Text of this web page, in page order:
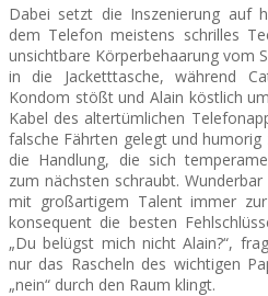
Dabei setzt die Inszenierung auf
dem Telefon meistens schrilles
unsichtbare Körperbehaarung vom
in die Jacketttasche, während
Kondom stößt und Alain köstlich
Kabel des altertümlichen
falsche Fährten gelegt und
die Handlung, die sich
zum nächsten schraubt.
mit großartigem Talent immer
konsequent die besten
„Du belügst mich nicht Alain?“,
nur das Rascheln des wichtigen
„nein“ durch den Raum klingt.